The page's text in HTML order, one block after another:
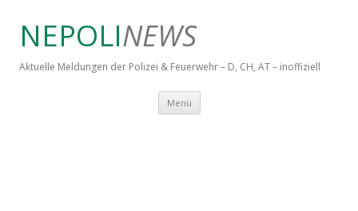
NEPOLINEWS
Aktuelle Meldungen der Polizei & Feuerwehr – D, CH, AT – inoffiziell
Menü Springe zum Inhalt